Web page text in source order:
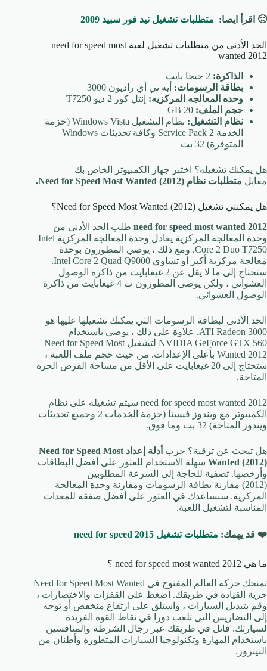
🙂 اقرأ ايصا: متطلبات تشغيل نيد فور سبيد 2009
الحد الأدنى من متطلبات تشغيل لعبة need for speed most
wanted 2012
الذاكرة:
بطاقة الرسومات: أيه تي آي راديون 3000
وحده المعالجه المركزيه: إنتل كور 2 ديو T7250
حجم الملف:
نظام التشغيل:
نظام التشغيل Windows Vista (حزمة
الخدمة Service Pack 2 وكافة تحديثات Windows
المتوفرة) 32 بت
هل يمكنك تشغيله؟ اختبر جهاز الكمبيوتر الخاص بك
مقابل متطلبات نظام Need for Speed Most Wanted (2012).
هل يمكنني تشغيل Need for Speed Most Wanted (2012)؟
need for speed most wanted 2012 طلب الحد الأدنى من
وحدة المعالجة المركزية يعادل وحدة المعالجة المركزية Intel
Core 2 Duo T7250. ومع ذلك ، يوصي المطورون بوحدة
معالجة مركزية أكبر أو تساوي Intel Core 2 Quad Q9000.
ستحتاج إلى ما لا يقل عن 2 غيغابايت من ذاكرة الوصول
العشوائي ، ولكن يوصى المطورون ب 4 غيغابايت من ذاكرة
الوصول العشوائي.
الحد الأدنى لبطاقة الرسومات التي يمكنك تشغيلها عليها هو
ATI Radeon 3000. علاوة على ذلك ، يوصى باستخدام
NVIDIA GeForce GTX 560 لتشغيل Need for Speed Most
Wanted 2012 بأعلى الإعدادات. من حيث حجم ملف اللعبة ،
ستحتاج إلى 20 غيغابايت على الأقل من مساحة القرص الحرة
المتاحة.
need for speed most wanted 2012 سيتم تشغيله على نظام
الكمبيوتر مع ويندوز فيستا (حزمة الخدمات 2 وجميع تحديثات
ويندوز المتاحة) 32 بت وما فوق.
هل تبحث عن ترقية؟ جرب
أدلة إعداد Need for Speed Most
Wanted (2012) سهلة الاستخدام للعثور على أفضل البطاقات
وأرخصها. تصفية للحاجة إلى السرعة المطلوبين
(2012) مقارنة بطاقة الرسومات ومقارنة وحدة المعالجة
المركزية. سنساعدك في العثور على أفضل صفقة للمعدات
المناسبة لتشغيل اللعبة.
❤️ قد يهمك: متطلبات تشغيل need for speed 2015
ما هي need for speed most wanted 2012 ؟
تمنحك حركة العالم المفتوح في Need for Speed Most Wanted
حرية القيادة في طريقك. اضغط على القفزات والاختصارات ،
وقم بتبديل السيارات ، واستلق على ارتفاع منخفض أو توجه
إلى التضاريس التي تلعب دورا في نقاط القوة الفريدة
لسيارتك. قاتل في طريقك عبر رجال الشرطة والمنافسين
باستخدام المهارة وتكنولوجيا السيارات المتطورة وأطنان من
النيتروز.